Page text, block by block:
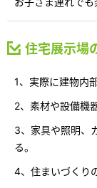
住まいづくり
買う
分譲住宅（建
中古住宅検索
スムストック
企業不動産活
社宅建築
医療・介護・子
リフォーム事例
事業用
事業用リノベ
ホテル・旅館
リフォーム営業
分譲マンショ
収益不動産・
建築再生事業
事業用売買
事業用地・事
住まいるりんぐ
保証制度
ミサワリフォ
ご相談窓口
企業・IR
ニュース
MISAWAについ
IR情報
カタログ
住まいの
住宅展示場
1、実際に建物内
2、素材や設備機
3、家具や照明、
る。
4、住まいづくり